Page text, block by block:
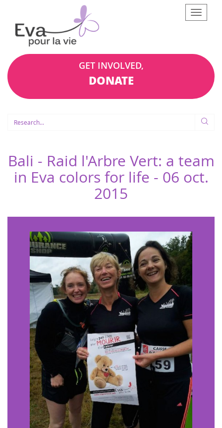
Afficher
le
GET INVOLVED,
DONATE
Bali - Raid l'Arbre Vert: a team
in Eva colors for life - 06 oct.
2015